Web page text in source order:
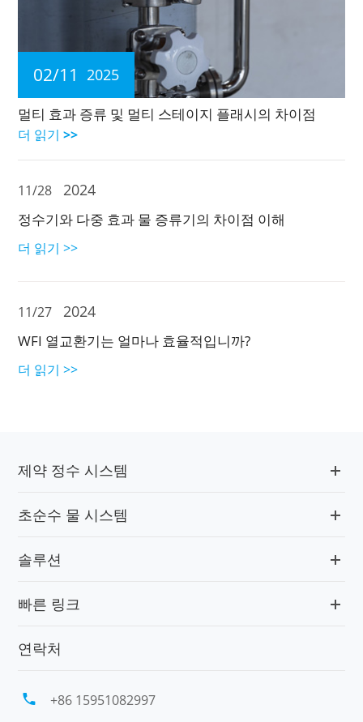
02/11 2025
멀티 효과 증류 및 멀티 스테이지 플래시의 차이점
더 읽기 >>
11/28 2024
정수기와 다중 효과 물 증류기의 차이점 이해
더 읽기 >>
11/27 2024
WFI 열교환기는 얼마나 효율적입니까?
더 읽기 >>
제약 정수 시스템
초순수 물 시스템
솔루션
빠른 링크
연락처
 +86 15951082997